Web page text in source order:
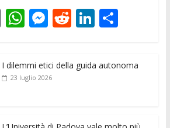
E
ai
l
W
s
M
ss
e
R
di
Li
e
C
di
I dilemmi etici della guida autonoma
23 luglio 2026